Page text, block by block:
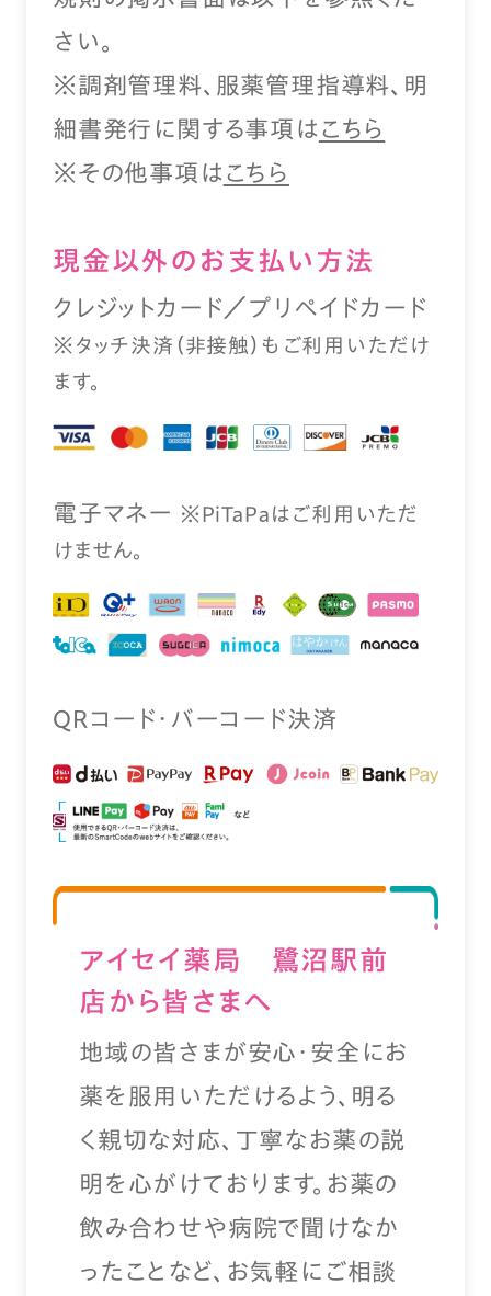
さい。
※調剤管理料、服薬管理指導料、明
細書発行に関する事項は こちら
※その他事項は こちら
現⾦以外のお⽀払い⽅法
クレジットカード／プリペイドカード
※タッチ決済（⾮接触）もご利⽤いただけ
ます。
電⼦マネー ※PiTaPaはご利⽤いただ
けません。
QRコード・バーコード決済
アイセイ薬局 鷺沼駅前
店から皆さまへ
地域の皆さまが安心・安全にお
薬を服用いただけるよう、明る
く親切な対応、丁寧なお薬の説
明を心がけております。お薬の
飲み合わせや病院で聞けなか
ったことなど、お気軽にご相談